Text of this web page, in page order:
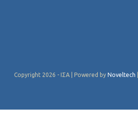
Copyright 2026 - ΙΣΑ | Powered by Noveltech